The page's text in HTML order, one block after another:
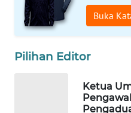
Buka
Pilihan Editor
Ketua
WAHANA
PERSONA
WAHANA
OTOMOTIF